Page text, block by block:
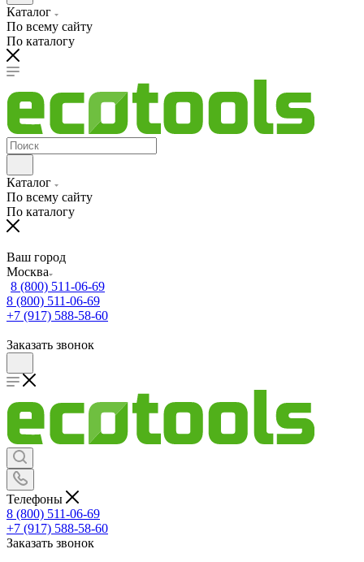
Каталог
По всему сайту
По каталогу
Каталог
По всему сайту
По каталогу
Ваш город
Москва
8 (800) 511-06-69
8 (800) 511-06-69
+7 (917) 588-58-60
Заказать звонок
Телефоны
8 (800) 511-06-69
+7 (917) 588-58-60
Заказать звонок